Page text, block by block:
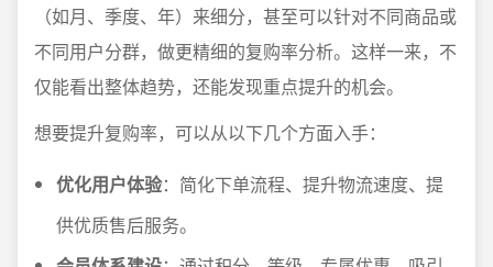
（如月、季度、年）来细分，甚至可以针对不同商品或
不同用户分群，做更精细的复购率分析。这样一来，不
仅能看出整体趋势，还能发现重点提升的机会。
想要提升复购率，可以从以下几个方面入手：
优化用户体验：简化下单流程、提升物流速度、提
供优质售后服务。